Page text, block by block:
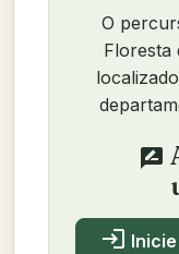
O
Floresta
rate_review
login